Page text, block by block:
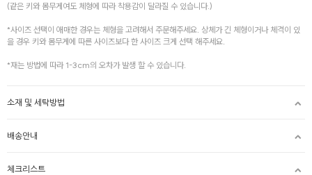
(같은 키와 몸무게여도 체형에 따라 착용감이 달라질 수 있습니다.)
*사이즈 선택이 애매한 경우는 체형을 고려해서 주문해주세요. 상체가 긴 체형이거나 체격이 있
을 경우 키와 몸무게에 따른 사이즈보다 한 사이즈 크게 선택 해주세요.
*재는 방법에 따라 1-3cm의 오차가 발생 할 수 있습니다.
소재 및 세탁방법
배송안내
체크리스트